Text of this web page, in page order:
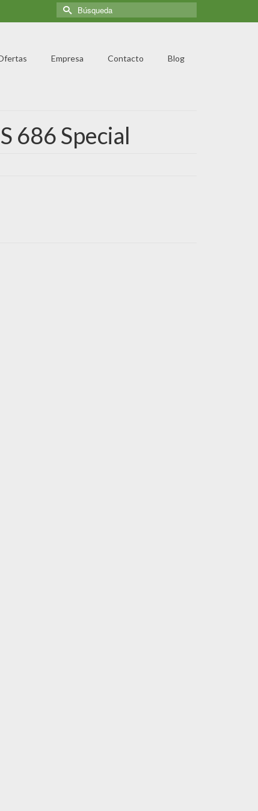
Empresa Contacto Blog
686 Special